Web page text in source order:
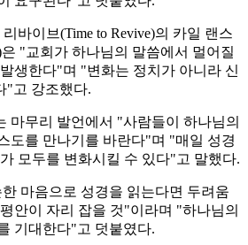
바이브(Time to Revive)의 카일 랜스
은 "교회가 하나님의 말씀에서 멀어질
생한다"며 "변화는 정치가 아니라 신
"고 강조했다.
마무리 발언에서 "사람들이 하나님의
도를 만나기를 바란다"며 "매일 성경
모두를 변화시킬 수 있다"고 말했다.
마음으로 성경을 읽는다면 두려움
안이 자리 잡을 것"이라며 "하나님의
기대한다"고 덧붙였다.